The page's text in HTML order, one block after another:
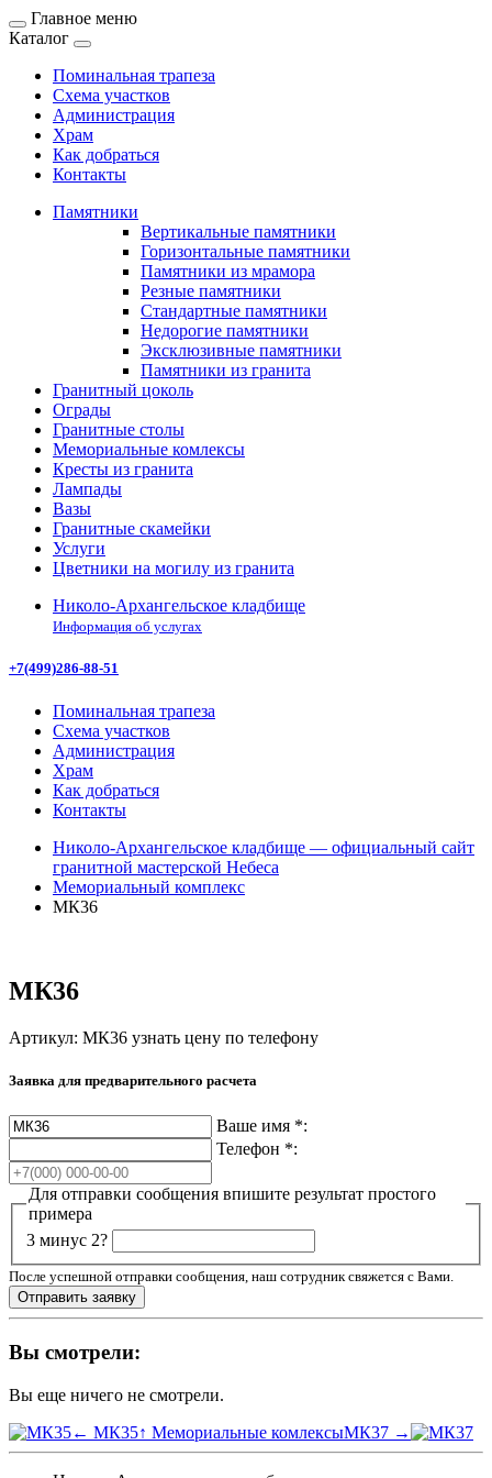
Главное меню
Каталог
Поминальная трапеза
Схема участков
Администрация
Храм
Как добраться
Контакты
Памятники
Вертикальные памятники
Горизонтальные памятники
Памятники из мрамора
Резные памятники
Стандартные памятники
Недорогие памятники
Эксклюзивные памятники
Памятники из гранита
Гранитный цоколь
Ограды
Гранитные столы
Мемориальные комлексы
Кресты из гранита
Лампады
Вазы
Гранитные скамейки
Услуги
Цветники на могилу из гранита
Николо-Архангельское кладбище
Информация об услугах
+7(499)286-88-51
Поминальная трапеза
Схема участков
Администрация
Храм
Как добраться
Контакты
Николо-Архангельское кладбище — официальный сайт
гранитной мастерской Небеса
Мемориальный комплекс
МК36
МК36
Артикул: МК36 узнать цену по телефону
Заявка для предварительного расчета
Ваше имя *:
Телефон *:
Для отправки сообщения впишите результат простого
примера
3 минус 2?
После успешной отправки сообщения, наш сотрудник свяжется с Вами.
Вы смотрели:
Вы еще ничего не смотрели.
← МК35↑ Мемориальные комлексыМК37 →